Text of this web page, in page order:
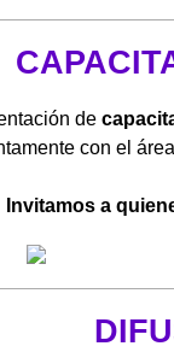
de
con el
nvitamos a